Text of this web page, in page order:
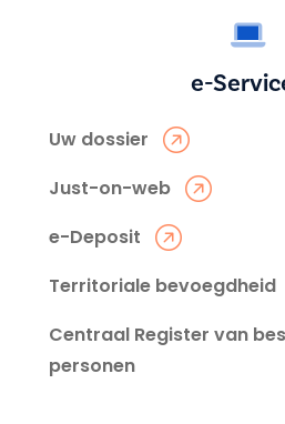
e-
Uw dossier
Just-on-web
e-Deposit
Territoriale bevoegdheid
Centraal Register van
personen